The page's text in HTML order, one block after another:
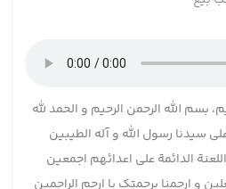
بسم الله الرحمن الرحیم و الحمد لله
سیدنا رسول الله و آله الطیبین
الدائمة علی اعدائهم اجمعین
و ارحمنا برحمتک یا ارحم الراحمین